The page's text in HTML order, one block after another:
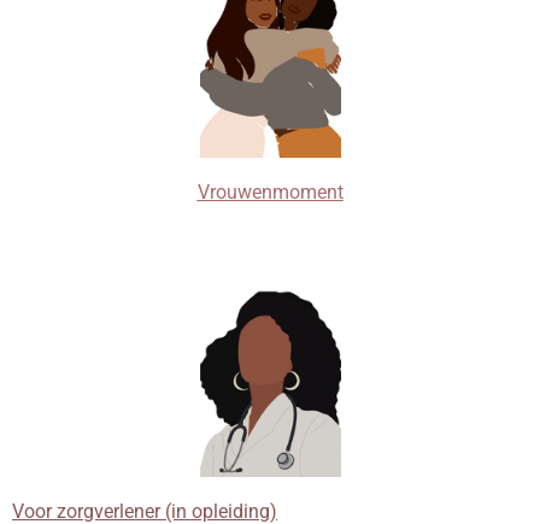
Vrouwenmoment
Voor zorgverlener(in opleiding)